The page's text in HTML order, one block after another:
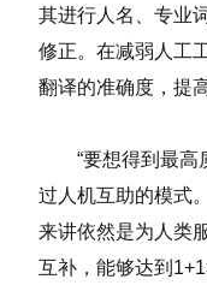
其进行人名、专业
修正。在减弱人工
翻译的准确度，提
“要想得到最高
过人机互助的模式
来讲依然是为人类
互补，能够达到